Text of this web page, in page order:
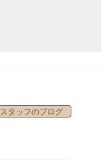
スタッフのブログ